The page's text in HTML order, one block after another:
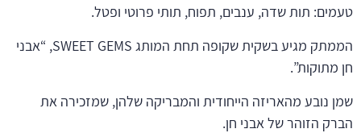
טעמים: תות שדה, ענבים, תפוח, תותי פרוטי ופטל.
הממתק מגיע בשקית שקופה תחת המותג SWEET GEMS, “אבני
חן מתוקות”.
שמן נובע מהאריזה הייחודית והמבריקה שלהן, שמזכירה את
הברק הזוהר של אבני חן.